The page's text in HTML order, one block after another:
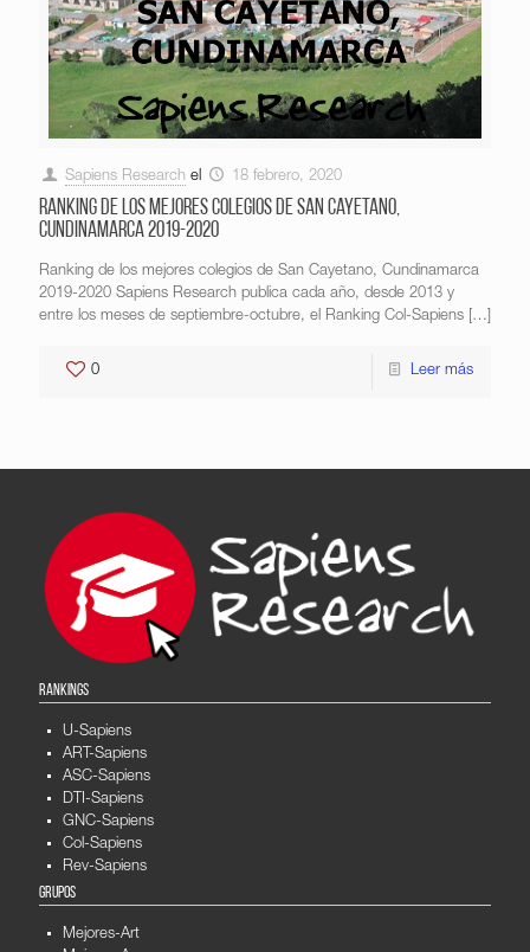
Sapiens Research el 18 febrero, 2020
Ranking de los mejores colegios de San Cayetano,
Cundinamarca 2019-2020
Ranking de los mejores colegios de San Cayetano, Cundinamarca
2019-2020 Sapiens Research publica cada año, desde 2013 y
entre los meses de septiembre-octubre, el Ranking Col-Sapiens […]
0 Leer más
RANKINGS
U-Sapiens
ART-Sapiens
ASC-Sapiens
DTI-Sapiens
GNC-Sapiens
Col-Sapiens
Rev-Sapiens
GRUPOS
Mejores-Art